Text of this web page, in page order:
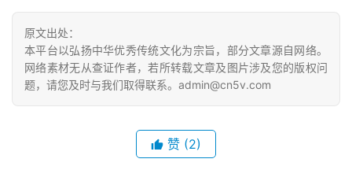
原文出处：
本平台以弘扬中华优秀传统文化为宗旨，部分文章源自网络。
网络素材无从查证作者，若所转载文章及图片涉及您的版权问
题，请您及时与我们取得联系。admin@cn5v.com
赞 (2)